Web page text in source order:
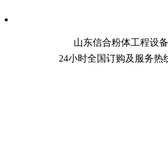
山东信合粉体工程
24小时全国订购及服务热